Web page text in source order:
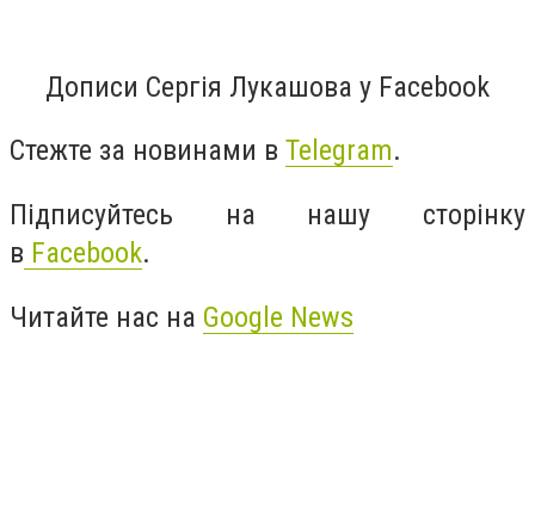
Дописи Сергія Лукашова у Facebook
Стежте за новинами в Telegram.
Підписуйтесь на нашу сторінку
в Facebook.
Читайте нас на Google News